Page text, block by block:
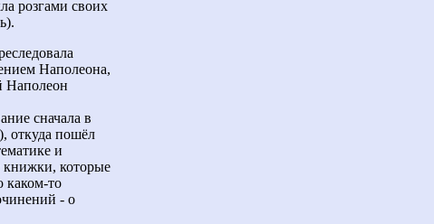
розгами своих
Наполеона,
Наполеон
сначала в
откуда пошёл
и
книжки, которые
каком-то
- о